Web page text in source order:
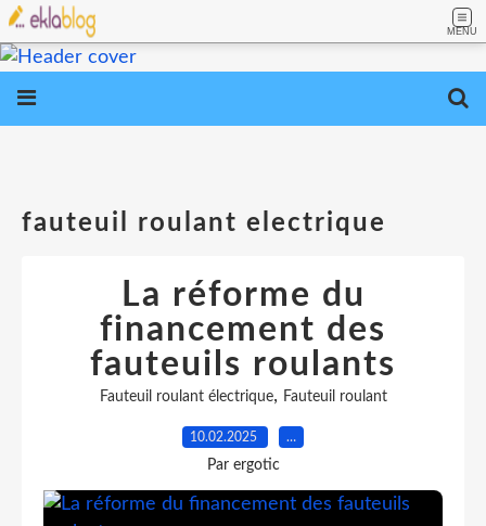
MENU
fauteuil roulant electrique
La réforme du
financement des
fauteuils roulants
Fauteuil roulant électrique, Fauteuil roulant
10.02.2025 …
Par ergotic